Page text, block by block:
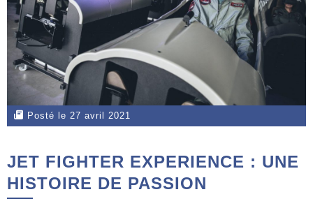
Posté le 27 avril 2021
JET FIGHTER EXPERIENCE : UNE
HISTOIRE DE PASSION